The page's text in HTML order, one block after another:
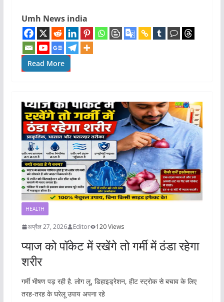
Umh News india
Read More
HEALTH
अप्रैल 27, 2026 Editor 120 Views
प्याज को पॉकेट में रखेंगे तो गर्मी में ठंडा रहेगा
शरीर
गर्मी भीषण पड़ रही है. लोग लू, डिहाइड्रेशन, हीट स्ट्रोक से बचाव के लिए
तरह-तरह के घरेलू उपाय अपना रहे